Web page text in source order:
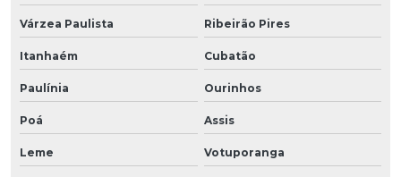
Várzea Paulista Ribeirão Pires
Itanhaém Cubatão
Paulínia Ourinhos
Poá Assis
Leme Votuporanga